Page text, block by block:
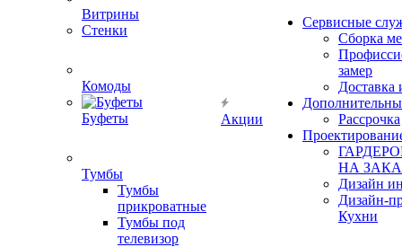
Витрины
Стенки
Комоды
Буфеты
Тумбы
Тумбы
прикроватные
Тумбы под
телевизор
Акции
Сервисные
Сборка
замер
Доставка
Рассрочка
НА
Дизайн
Дизайн-
Кухни